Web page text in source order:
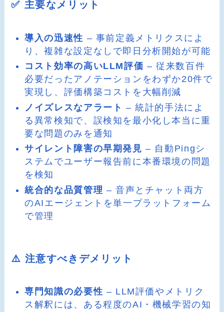
✅ 主要なメリット
導入の迅速性 – 事前定義メトリクスによ
り、複雑な設定なしで即日分析開始が可能
コスト効率の高いLLM評価 – 従来数百件
必要だったアノテーションをわずか20件で
実現し、評価構築コストを大幅削減
ノイズレスなアラート – 統計的手法によ
る異常検知で、誤検知を最小化し本当に重
要な問題のみを通知
サイレント障害の早期発見 – 自動Pingシ
ステムでユーザー報告前に本番環境の問題
を検知
統合的な品質管理 – 音声とチャット両方
のAIエージェントを単一プラットフォーム
で管理
⚠️ 注意すべきデメリット
専門知識の必要性 – LLM評価やメトリク
ス解釈には、ある程度のAI・機械学習の知